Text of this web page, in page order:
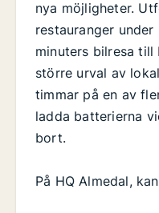
nya möjligheter.
restauranger
minuters bilresa
större urval av
timmar på en av
ladda batterierna
bort.
På HQ Almedal,